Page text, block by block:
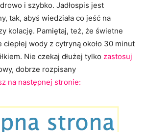
i szybko. Jadłospis jest
tak, abyś wiedziała co jeść na
kolację. Pamiętaj, też, że świetne
wody z cytryną około 30 minut
Nie czekaj dłużej tylko zastosuj
dobrze rozpisany
na następnej stronie: